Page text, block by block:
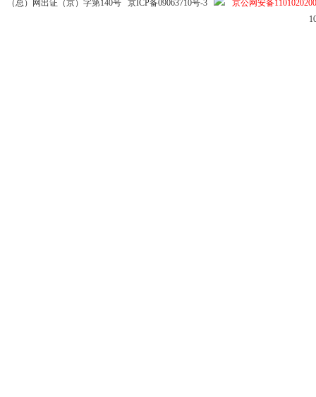
（总）网出证（京）字第140号 京ICP备09063710号-3
京公网安备